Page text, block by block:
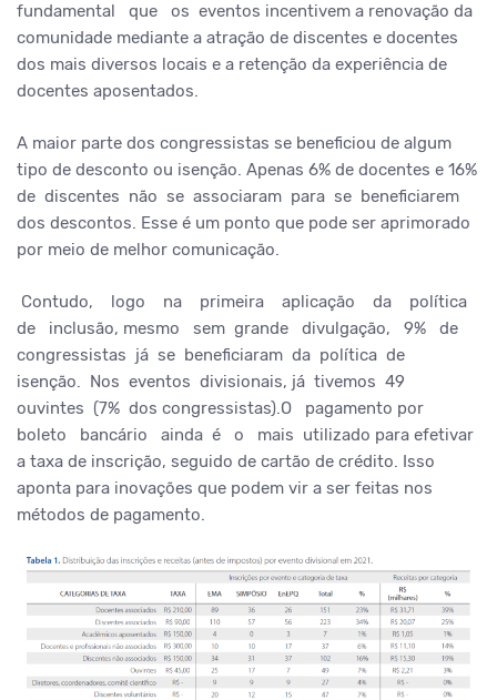
fundamental que os eventos incentivem a renovação da
comunidade mediante a atração de discentes e docentes
dos mais diversos locais e a retenção da experiência de
docentes aposentados.
A maior parte dos congressistas se beneficiou de algum
tipo de desconto ou isenção. Apenas 6% de docentes e 16%
de discentes não se associaram para se beneficiarem
dos descontos. Esse é um ponto que pode ser aprimorado
por meio de melhor comunicação.
Contudo, logo na primeira aplicação da política
de inclusão, mesmo sem grande divulgação, 9% de
congressistas já se beneficiaram da política de
isenção. Nos eventos divisionais, já tivemos 49
ouvintes (7% dos congressistas).O pagamento por
boleto bancário ainda é o mais utilizado para efetivar
a taxa de inscrição, seguido de cartão de crédito. Isso
aponta para inovações que podem vir a ser feitas nos
métodos de pagamento.